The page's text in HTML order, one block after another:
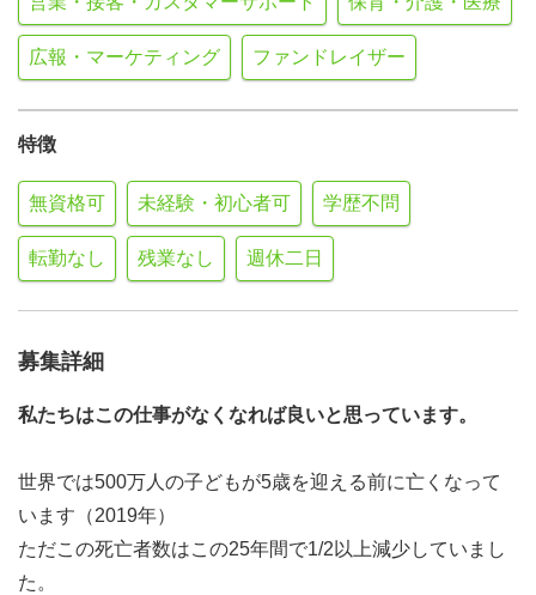
広報・マーケティング ファンドレイザー
特徴
無資格可 未経験・初心者可 学歴不問
転勤なし 残業なし 週休二日
募集詳細
私たちはこの仕事がなくなれば良いと思っています。
世界では500万人の子どもが5歳を迎える前に亡くなって
います（2019年）
ただこの死亡者数はこの25年間で1/2以上減少していまし
た。